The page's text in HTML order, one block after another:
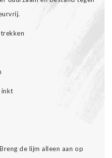
inkt
de lijm alleen aan op